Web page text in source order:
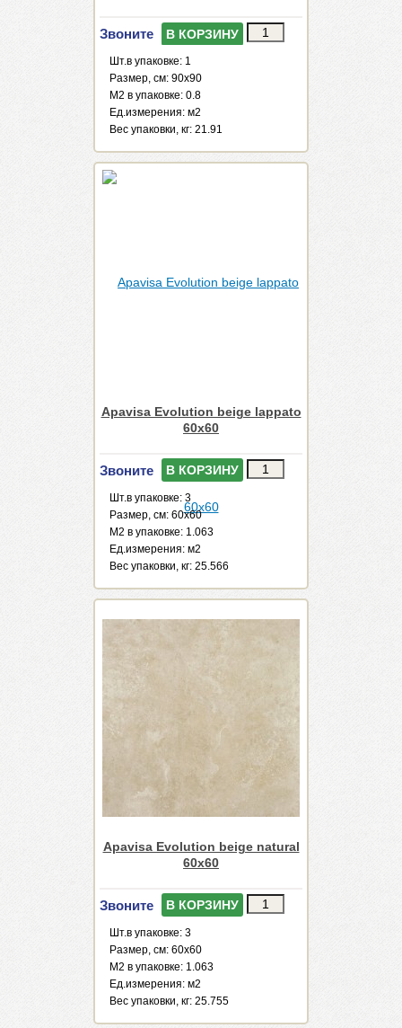
Звоните В КОРЗИНУ
Шт.в упаковке: 1
Размер, см: 90x90
М2 в упаковке: 0.8
Ед.измерения: м2
Веc упаковки, кг: 21.91
Apavisa Evolution beige lappato
60x60
Звоните В КОРЗИНУ
Шт.в упаковке: 3
Размер, см: 60x60
М2 в упаковке: 1.063
Ед.измерения: м2
Веc упаковки, кг: 25.566
Apavisa Evolution beige natural
60x60
Звоните В КОРЗИНУ
Шт.в упаковке: 3
Размер, см: 60x60
М2 в упаковке: 1.063
Ед.измерения: м2
Веc упаковки, кг: 25.755